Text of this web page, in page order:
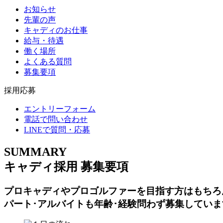
お知らせ
先輩の声
キャディのお仕事
給与・待遇
働く場所
よくある質問
募集要項
採用応募
エントリーフォーム
電話で問い合わせ
LINEで質問・応募
SUMMARY
キャディ採用 募集要項
プロキャディやプロゴルファーを目指す方はもちろ
パート･アルバイトも年齢･経験問わず募集していま